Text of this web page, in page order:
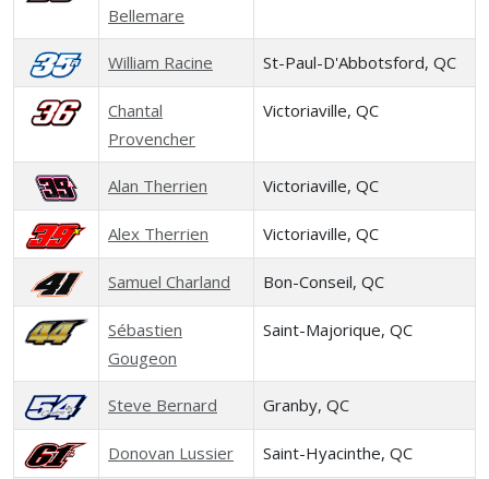
Bellemare
William Racine St-Paul-D'Abbotsford, QC
Chantal
Provencher
Victoriaville, QC
Alan Therrien Victoriaville, QC
Alex Therrien Victoriaville, QC
Samuel Charland Bon-Conseil, QC
Sébastien
Gougeon
Saint-Majorique, QC
Steve Bernard Granby, QC
Donovan Lussier Saint-Hyacinthe, QC